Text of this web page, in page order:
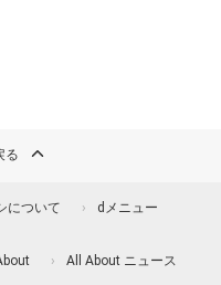
る
について dメニュー
All About ニュース